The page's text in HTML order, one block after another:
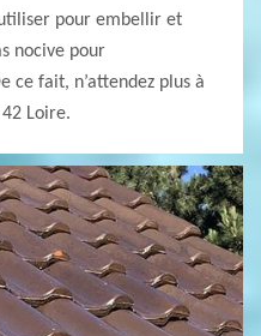
pour embellir et
nocive pour
ce fait, n’attendez plus à
Loire.